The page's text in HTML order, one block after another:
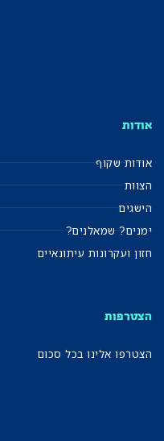
אודות
אודות שקוף
הצוות
הישגים
ימנים? שמאלנים?
חזון ועקרונות עיתונאיים
הצטרפות
הצטרפו אלינו בכל סכום